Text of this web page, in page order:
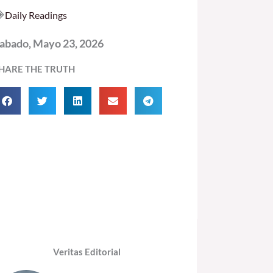
Daily Readings
Mayo 23, 2026
THE TRUTH
Veritas Editorial